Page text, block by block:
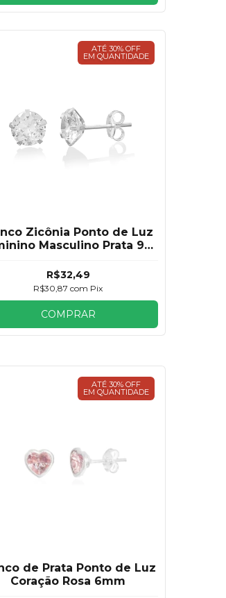
ATÉ 30% OFF
EM QUANTIDADE
Zicônia Ponto de Luz
Masculino Prata 925
R$32,49
R$30,87com Pix
COMPRAR
ATÉ 30% OFF
EM QUANTIDADE
de Prata Ponto de Luz
Coração Rosa 6mm